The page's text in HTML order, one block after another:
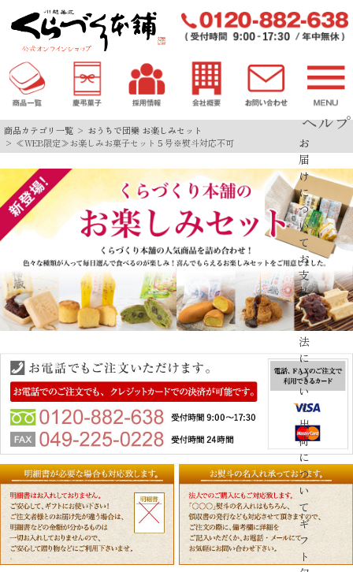
ヘルプ
お
届
け
に
つ
い
て
お
支
払
い
方
法
に
つ
い
て
出
荷
に
つ
い
て
ギ
フ
ト
商品カテゴリ一覧
おうちで団欒 お楽しみセット
≪WEB限定≫お楽しみお菓子セット５号※熨斗対応不可